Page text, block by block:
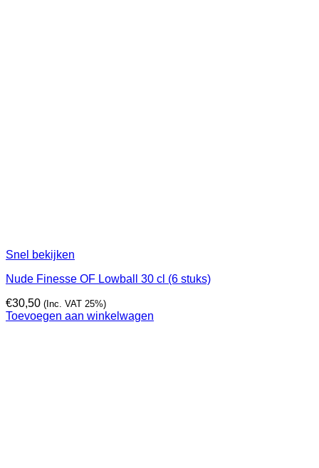
Snel bekijken
Nude Finesse OF Lowball 30 cl (6 stuks)
€30,50 (Inc. VAT 25%)
Toevoegen aan winkelwagen